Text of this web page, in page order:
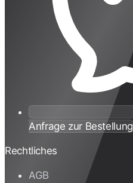
Anfrage zur Bestellung
Rechtliches
AGB